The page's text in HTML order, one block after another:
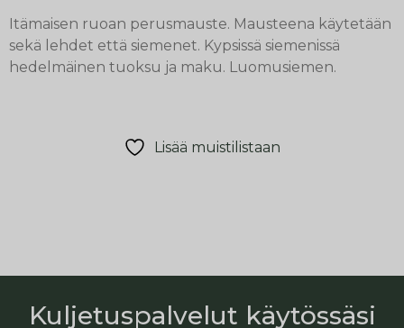
Itämaisen ruoan perusmauste. Mausteena käytetään
sekä lehdet että siemenet. Kypsissä siemenissä
hedelmäinen tuoksu ja maku. Luomusiemen.
Lisää muistilistaan
Kuljetuspalvelut käytössäsi